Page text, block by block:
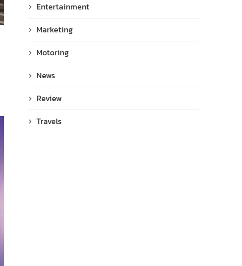
Entertainment
Marketing
Motoring
News
Review
Travels